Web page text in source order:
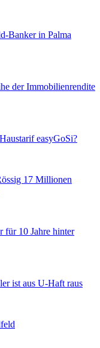
Banker in Palma
der Immobilienrendite
easyGoSi?
17 Millionen
für 10 Jahre hinter
ist aus U-Haft raus